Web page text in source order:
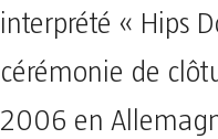
interprété « Hips
cérémonie de
2006 en